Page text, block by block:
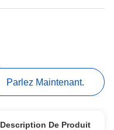
Parlez Maintenant.
Description De Produit